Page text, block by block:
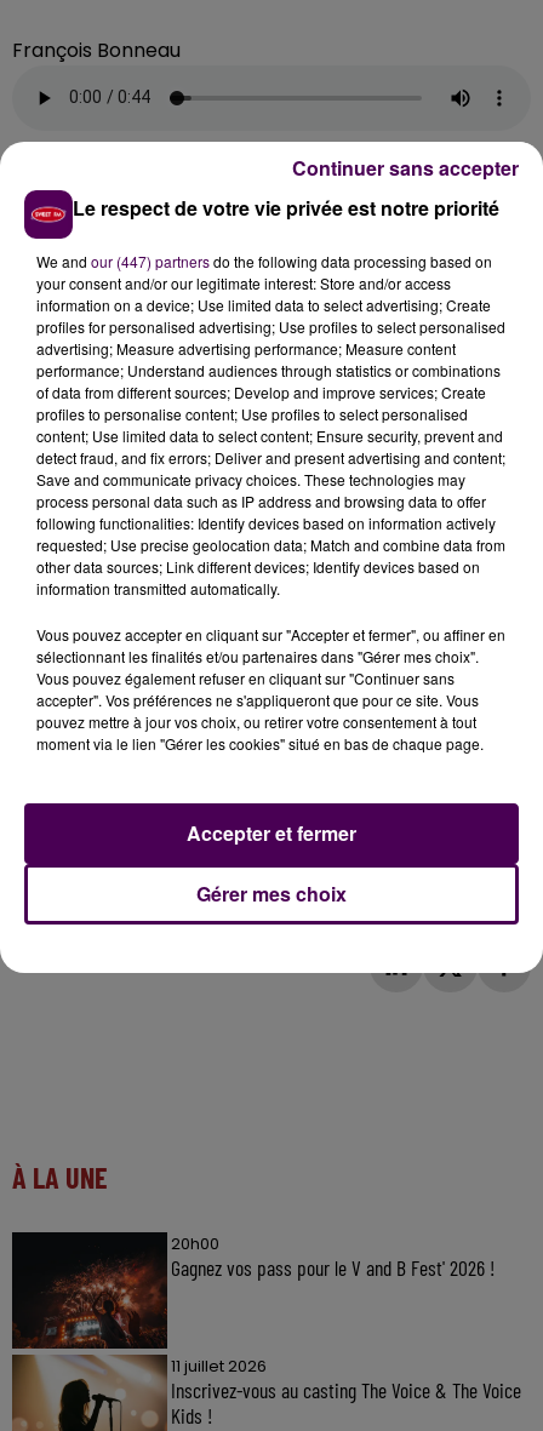
François Bonneau
AU PREMIER MINISTRE DE TRANCHER
Après deux ans de démarche,"cette décision ne doit
plus être différée par l’Etat"écrit François Bonneau
dans un courrier directement adressé à Jean Castex
ce lundi 25 octobre. Pour faire pencher la balance
vers un accord,la région décide donc de mettre la
main à la poche dans une compétence qui relève
pourtant de l’Etat."J’ai décidé de proposer l’apport
par la région de 3,5 millions d'euros dans le cadre du
Contrat de Plan 2021-2027 dès lors que l’Etat prend
sans délai la décision d’ouvrir la faculté dentaire dès
la rentrée 2022pour la formation de cinquante
dentistes par an pour notre région"
travaux et les équipements à Tours. Le Conseil
régional insiste aussi sur la formation des étudiants sur
l’ensemble des départements afin que les futurs
dentistes se déploient à terme sur tout le territoire.
François Bonneau
À LA UNE
20h00
Gagnez vos pass pour le V and B Fest' 2026 !
11 juillet 2026
Inscrivez-vous au casting The Voice & The Voice
Kids !
Le respect de votre vie privée est notre priorité
We and our (447) partnersdo the following data processing based on
your consent and/or our legitimate interest: Store and/or access
information on a device; Use limited data to select advertising; Create
profiles for personalised advertising; Use profiles to select personalised
advertising; Measure advertising performance; Measure content
performance; Understand audiences through statistics or combinations
of data from different sources; Develop and improve services; Create
profiles to personalise content; Use profiles to select personalised
content; Use limited data to select content; Ensure security, prevent and
detect fraud, and fix errors; Deliver and present advertising and content;
Save and communicate privacy choices. These technologies may
process personal data such as IP address and browsing data to offer
following functionalities: Identify devices based on information actively
requested; Use precise geolocation data; Match and combine data from
other data sources; Link different devices; Identify devices based on
information transmitted automatically.
Vous pouvez accepter en cliquant sur "Accepter et fermer", ou affiner en
sélectionnant les finalités et/ou partenaires dans "Gérer mes choix".
Vous pouvez également refuser en cliquant sur "Continuer sans
accepter". Vos préférences ne s'appliqueront que pour ce site. Vous
pouvez mettre à jour vos choix, ou retirer votre consentement à tout
moment via le lien "Gérer les cookies" situé en bas de chaque page.
Gérer mes choix
Accepter et fermer
Continuer sans accepter